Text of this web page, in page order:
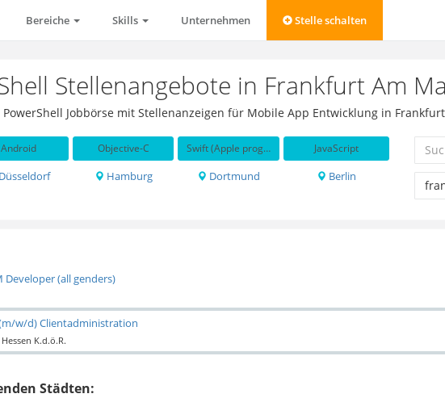
Bereiche Skills Unternehmen Stelle schalten
Stellenangebote in Frankfurt Am
Jobbörse mit Stellenanzeigen für Mobile App Entwicklung in
Android Objective-C Swift (Apple programming language) JavaScript
Düsseldorf Hamburg Dortmund Berlin
Developer (all genders)
w/d) Clientadministration
K.d.ö.R.
Städten: